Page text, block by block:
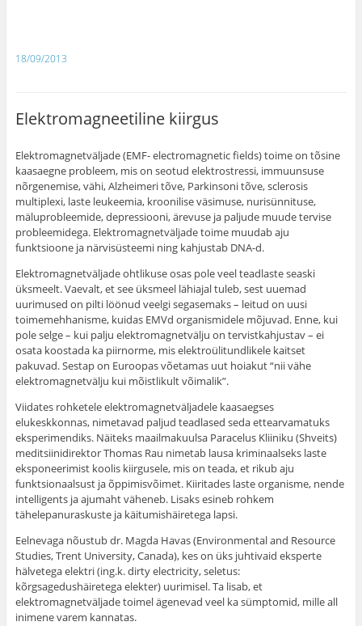
18/09/2013
Elektromagneetiline kiirgus
Elektromagnetväljade (EMF- electromagnetic fields) toime on tõsine
kaasaegne probleem, mis on seotud elektrostressi, immuunsuse
nõrgenemise, vähi, Alzheimeri tõve, Parkinsoni tõve, sclerosis
multiplexi, laste leukeemia, kroonilise väsimuse, nurisünnituse,
mäluprobleemide, depressiooni, ärevuse ja paljude muude tervise
probleemidega. Elektromagnetväljade toime muudab aju
funktsioone ja närvisüsteemi ning kahjustab DNA-d.
Elektromagnetväljade ohtlikuse osas pole veel teadlaste seaski
üksmeelt. Vaevalt, et see üksmeel lähiajal tuleb, sest uuemad
uurimused on pilti löönud veelgi segasemaks – leitud on uusi
toimemehhanisme, kuidas EMVd organismidele mõjuvad. Enne, kui
pole selge – kui palju elektromagnetvälju on tervistkahjustav – ei
osata koostada ka piirnorme, mis elektroülitundlikele kaitset
pakuvad. Sestap on Euroopas võetamas uut hoiakut “nii vähe
elektromagnetvälju kui mõistlikult võimalik”.
Viidates rohketele elektromagnetväljadele kaasaegses
elukeskkonnas, nimetavad paljud teadlased seda ettearvamatuks
eksperimendiks. Näiteks maailmakuulsa Paracelus Kliiniku (Shveits)
meditsiinidirektor Thomas Rau nimetab lausa kriminaalseks laste
eksponeerimist koolis kiirgusele, mis on teada, et rikub aju
funktsionaalsust ja õppimisvõimet. Kiiritades laste organisme, nende
intelligents ja ajumaht väheneb. Lisaks esineb rohkem
tähelepanuraskuste ja käitumishäiretega lapsi.
Eelnevaga nõustub dr. Magda Havas (Environmental and Resource
Studies, Trent University, Canada), kes on üks juhtivaid eksperte
hälvetega elektri (ing.k. dirty electricity, seletus:
kõrgsagedushäiretega elekter) uurimisel. Ta lisab, et
elektromagnetväljade toimel ägenevad veel ka sümptomid, mille all
inimene varem kannatas.